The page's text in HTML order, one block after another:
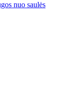
nuo saulės